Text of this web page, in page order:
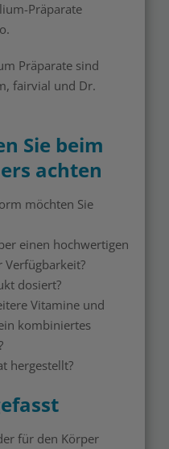
Präparate
Präparate sind
fairvial und Dr.
Sie beim
achten
möchten Sie
einen hochwertigen
dosiert?
Vitamine und
kombiniertes
hergestellt?
für den Körper